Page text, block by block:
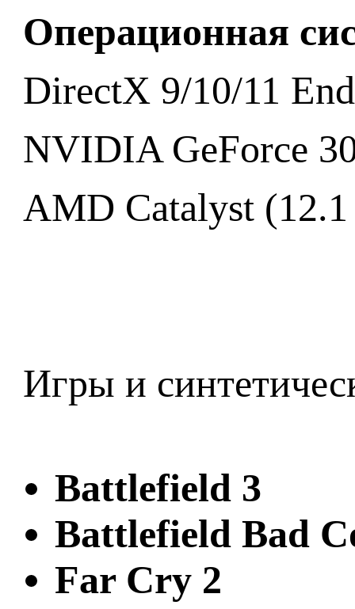
Операционная
DirectX 9/10/11
NVIDIA GeForce
AMD Catalyst
Игры и
Battlefield 3
Battlefield Bad
Far Cry 2